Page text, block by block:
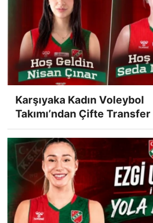
Karşıyaka Kadın Voleybol
Takımı’ndan Çifte Transfer